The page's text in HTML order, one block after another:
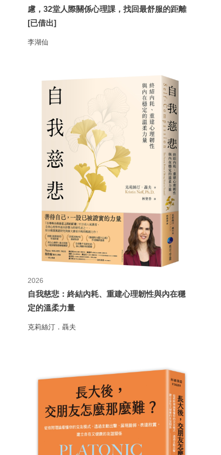
慮，32堂人際關係心理課，找回最舒服的距離
[已借出]
李湖仙
2026
自我慈悲：終結內耗、重建心理韌性與內在穩
定的溫柔力量
克莉絲汀．聶夫